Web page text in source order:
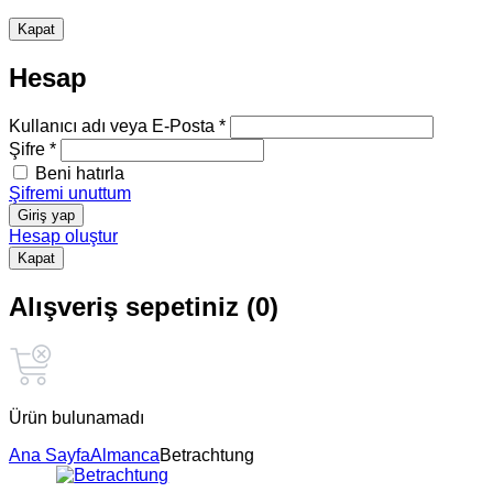
Kapat
Hesap
Kullanıcı adı veya E-Posta *
Şifre *
Beni hatırla
Şifremi unuttum
Giriş yap
Hesap oluştur
Kapat
Alışveriş sepetiniz (0)
Ürün bulunamadı
Ana SayfaAlmancaBetrachtung